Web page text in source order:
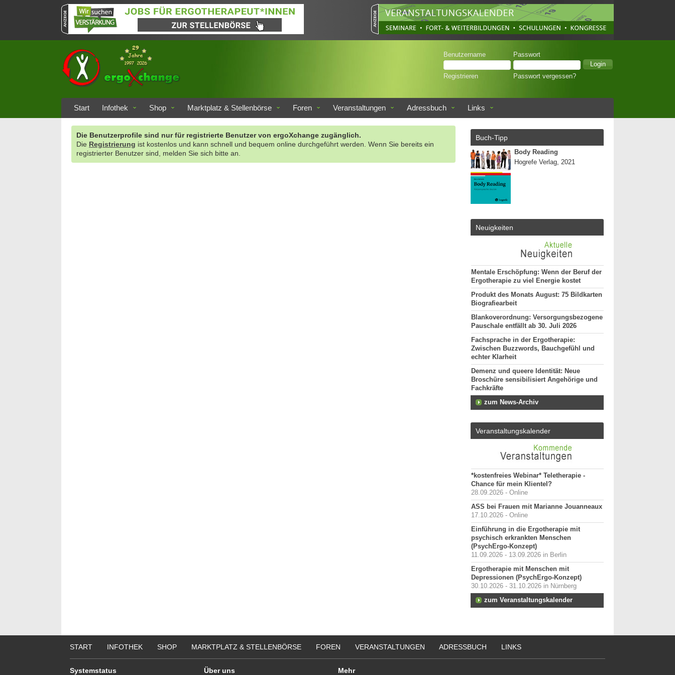
Benutzername Passwort
Registrieren Passwort vergessen?
Start Infothek Shop Marktplatz & Stellenbörse Foren Veranstaltungen Adressbuch Links
Die Benutzerprofile sind nur für registrierte Benutzer von ergoXchange zugänglich.
Die Registrierung ist kostenlos und kann schnell und bequem online durchgeführt werden. Wenn Sie bereits ein
registrierter Benutzer sind, melden Sie sich bitte an.
Buch-Tipp
Body Reading
Hogrefe Verlag, 2021
Neuigkeiten
Mentale Erschöpfung: Wenn der Beruf der
Ergotherapie zu viel Energie kostet
Produkt des Monats August: 75 Bildkarten
Biografiearbeit
Blankoverordnung: Versorgungsbezogene
Pauschale entfällt ab 30. Juli 2026
Fachsprache in der Ergotherapie:
Zwischen Buzzwords, Bauchgefühl und
echter Klarheit
Demenz und queere Identität: Neue
Broschüre sensibilisiert Angehörige und
Fachkräfte
zum News-Archiv
Veranstaltungskalender
*kostenfreies Webinar* Teletherapie -
Chance für mein Klientel?
28.09.2026 - Online
ASS bei Frauen mit Marianne Jouanneaux
17.10.2026 - Online
Einführung in die Ergotherapie mit
psychisch erkrankten Menschen
(PsychErgo-Konzept)
11.09.2026 - 13.09.2026 in Berlin
Ergotherapie mit Menschen mit
Depressionen (PsychErgo-Konzept)
30.10.2026 - 31.10.2026 in Nürnberg
zum Veranstaltungskalender
START INFOTHEK SHOP MARKTPLATZ & STELLENBÖRSE FOREN VERANSTALTUNGEN ADRESSBUCH LINKS
Systemstatus Über uns Mehr